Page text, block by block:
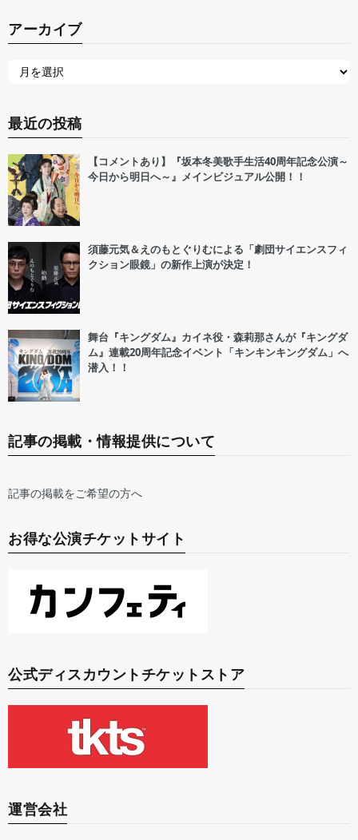
アーカイブ
最近の投稿
【コメントあり】『坂本冬美歌手生活40周年記念公演～
今日から明日へ～』メインビジュアル公開！！
須藤元気＆えのもとぐりむによる「劇団サイエンスフィ
クション眼鏡」の新作上演が決定！
舞台『キングダム』カイネ役・森莉那さんが『キングダ
ム』連載20周年記念イベント「キンキンキングダム」へ
潜入！！
記事の掲載・情報提供について
記事の掲載をご希望の方へ
お得な公演チケットサイト
公式ディスカウントチケットストア
運営会社